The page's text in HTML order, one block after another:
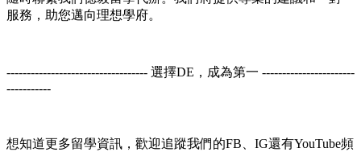
服務，助您邁向理想學府。
----------------------------------- 選擇DE，成為第一 -----------------------
-----------
想知道更多留學資訊，歡迎追蹤我們的FB、IG還有YouTube頻